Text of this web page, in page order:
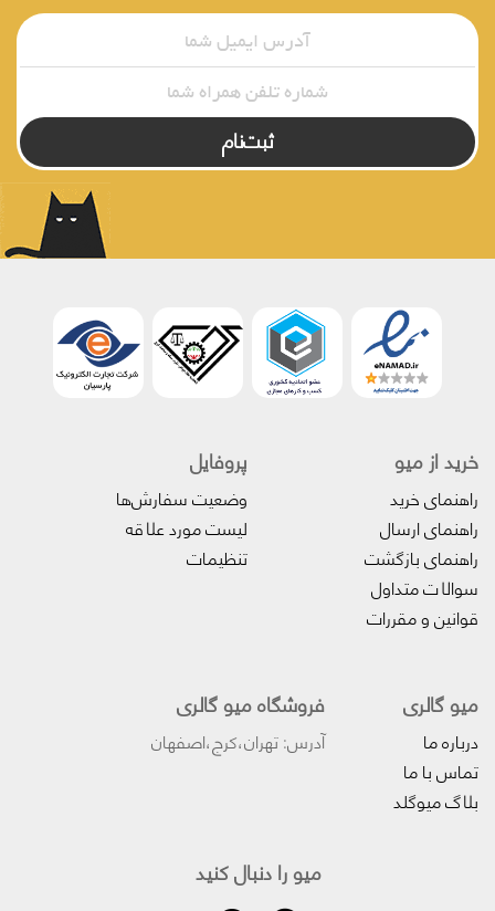
ثبت‌نام
خرید از میو
راهنمای خرید
راهنمای ارسال
راهنمای بازگشت
سوالات متداول
قوانین و مقررات
پروفایل‌
وضعیت سفارش‌ها
لیست مورد علاقه
تنظیمات
میو گالری
درباره ما
تماس با ما
بلاگ میوگلد
فروشگاه میو گالری
آدرس: تهران،کرج،اصفهان
میو را دنبال کنید